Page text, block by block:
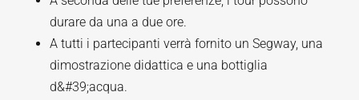
durare da una a due ore.
A tutti i partecipanti verrà fornito un Segway, una
dimostrazione didattica e una bottiglia
d&#39;acqua.